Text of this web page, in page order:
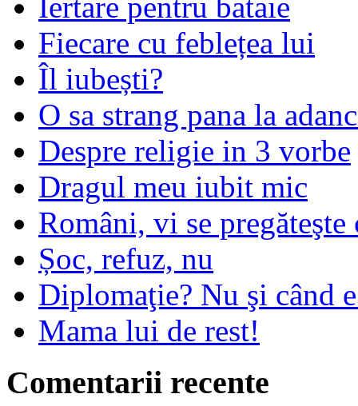
Fiecare cu feblețea lui
Îl iubești?
O sa strang pana la
Despre religie in 3 vorbe
Dragul meu iubit mic
Români, vi se pregăteşte
Șoc, refuz, nu
Diplomaţie? Nu şi când
Mama lui de rest!
Comentarii recente